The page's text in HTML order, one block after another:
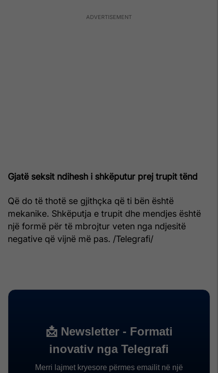
Gjatë seksit ndihesh i shkëputur prej trupit tënd
Që do të thotë se gjithçka që ti bën është
mekanike. Shkëputja e trupit dhe mendjes është
një formë për të mbrojtur veten nga ndjesitë
negative që vijnë më pas. /Telegrafi/